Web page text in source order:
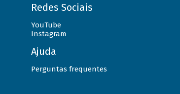
Redes Sociais
YouTube
Instagram
Ajuda
Perguntas frequentes